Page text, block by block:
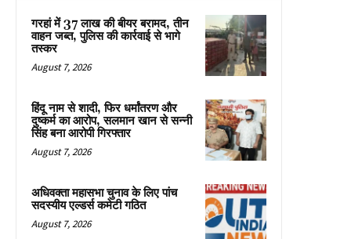
गरहां में 37 लाख की बीयर बरामद, तीन
वाहन जब्त, पुलिस की कार्रवाई से भागे
तस्कर
August 7, 2026
हिंदू नाम से शादी, फिर धर्मांतरण और
दुष्कर्म का आरोप, सलमान खान से सन्नी
सिंह बना आरोपी गिरफ्तार
August 7, 2026
अधिवक्ता महासभा चुनाव के लिए पांच
सदस्यीय एल्डर्स कमेटी गठित
August 7, 2026